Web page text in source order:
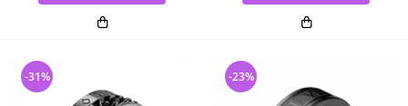
-31% -23%